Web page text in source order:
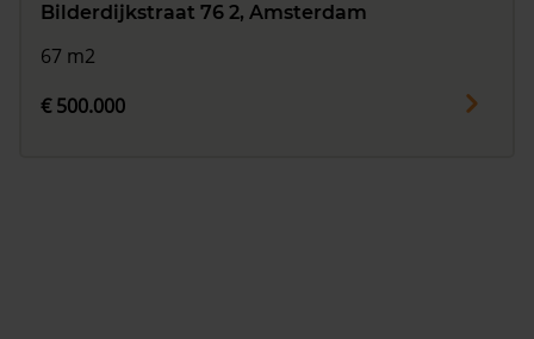
Bilderdijkstraat 76 2, Amsterdam
67 m2
€ 500.000